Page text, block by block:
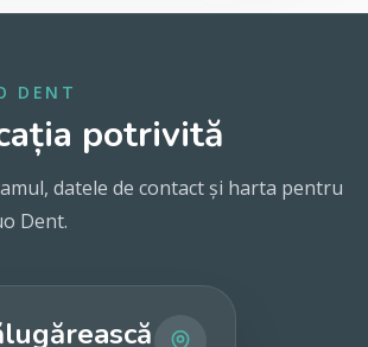
DENT
potrivită
datele de contact și harta pentru
Dent.